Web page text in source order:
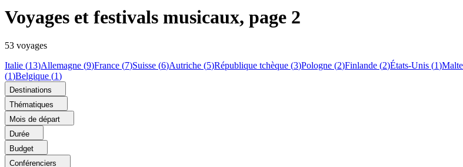
Voyages et festivals musicaux, page 2
53 voyages
Italie (13)Allemagne (9)France (7)Suisse (6)Autriche (5)République tchèque (3)Pologne (2)Finlande (2)États-Unis (1)Malte
(1)Belgique (1)
Destinations
Thématiques
Mois de départ
Durée
Budget
Conférenciers